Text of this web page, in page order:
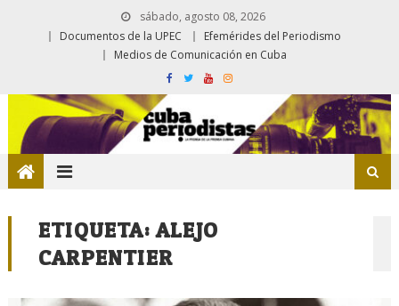
sábado, agosto 08, 2026
Documentos de la UPEC
Efemérides del Periodismo
Medios de Comunicación en Cuba
ETIQUETA:ALEJO
CARPENTIER